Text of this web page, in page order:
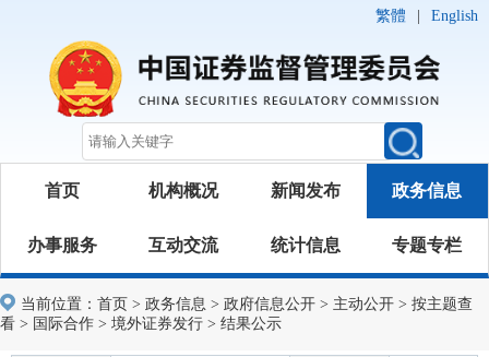
繁體 English
首页 机构概况 新闻发布 政务信息
办事服务 互动交流 统计信息 专题专栏
当前位置： 首页 > 政务信息 > 政府信息公开 > 主动公开 > 按主题查
看 > 国际合作 > 境外证券发行 > 结果公示